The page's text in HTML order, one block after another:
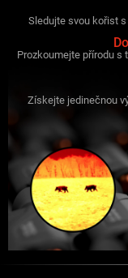
Sledujte svou kořist
Prozkoumejte přírodu s
Získejte jedinečnou